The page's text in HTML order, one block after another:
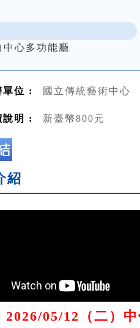
中心多功能廳
單位 : 國立傳統藝術中心
說明 : 新臺幣800元
紹
2026/05/12（二）